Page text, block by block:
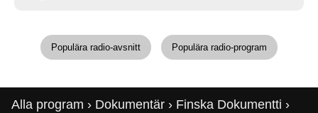
Populära radio-avsnitt Populära radio-program
Alla program › Dokumentär › Finska Dokumentti ›